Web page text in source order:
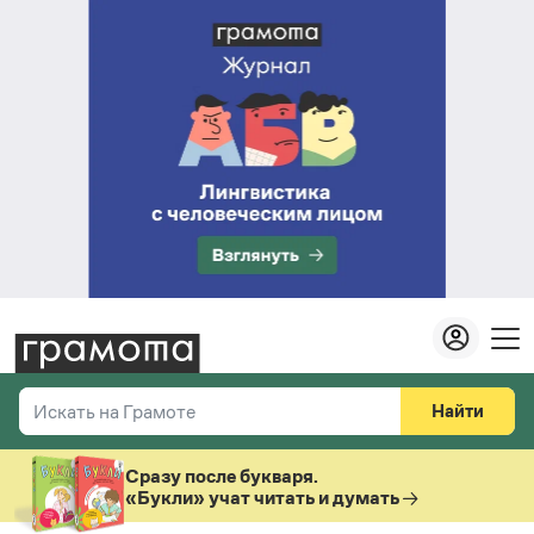
Искать на Грамоте
Справочная служба
Найти
Везде